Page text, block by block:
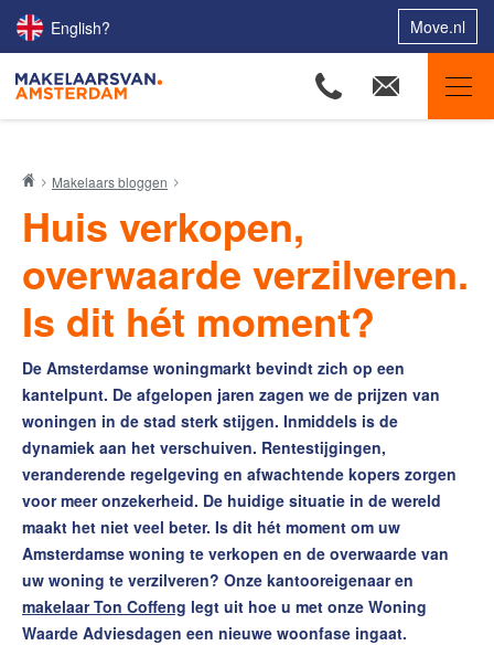
English? Move.nl
Ons aanbod
Woningzoekers
Onze makelaars
Onze expertises
Huis kopen
Uw huis verhuren
Onze diensten
Contact
Word jij onze nieuwe makelaar?
Woning Waarde Adviesdagen
De waarde van uw woning
Makelaars bloggen
Huis verkopen,
overwaarde verzilveren.
Is dit hét moment?
De Amsterdamse woningmarkt bevindt zich op een
kantelpunt. De afgelopen jaren zagen we de prijzen van
woningen in de stad sterk stijgen. Inmiddels is de
dynamiek aan het verschuiven. Rentestijgingen,
veranderende regelgeving en afwachtende kopers zorgen
voor meer onzekerheid. De huidige situatie in de wereld
maakt het niet veel beter. Is dit hét moment om uw
Amsterdamse woning te verkopen en de overwaarde van
uw woning te verzilveren? Onze kantooreigenaar en
makelaar Ton Coffeng legt uit hoe u met onze Woning
Waarde Adviesdagen een nieuwe woonfase ingaat.